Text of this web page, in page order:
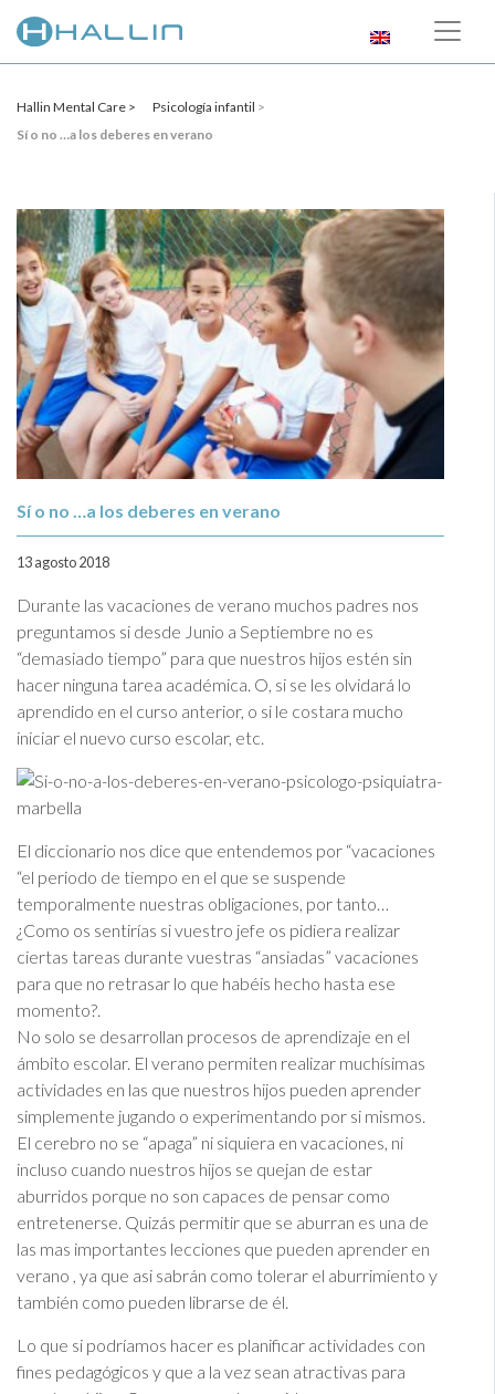
Hallin Mental Care > Psicología infantil >
Sí o no …a los deberes en verano
Sí o no …a los deberes en verano
13 agosto 2018
Durante las vacaciones de verano muchos padres nos
preguntamos si desde Junio a Septiembre no es
“demasiado tiempo” para que nuestros hijos estén sin
hacer ninguna tarea académica. O, si se les olvidará lo
aprendido en el curso anterior, o si le costara mucho
iniciar el nuevo curso escolar, etc.
El diccionario nos dice que entendemos por “vacaciones
“el periodo de tiempo en el que se suspende
temporalmente nuestras obligaciones, por tanto…
¿Como os sentirías si vuestro jefe os pidiera realizar
ciertas tareas durante vuestras “ansiadas” vacaciones
para que no retrasar lo que habéis hecho hasta ese
momento?.
No solo se desarrollan procesos de aprendizaje en el
ámbito escolar. El verano permiten realizar muchísimas
actividades en las que nuestros hijos pueden aprender
simplemente jugando o experimentando por si mismos.
El cerebro no se “apaga” ni siquiera en vacaciones, ni
incluso cuando nuestros hijos se quejan de estar
aburridos porque no son capaces de pensar como
entretenerse. Quizás permitir que se aburran es una de
las mas importantes lecciones que pueden aprender en
verano , ya que asi sabrán como tolerar el aburrimiento y
también como pueden librarse de él.
Lo que si podríamos hacer es planificar actividades con
fines pedagógicos y que a la vez sean atractivas para